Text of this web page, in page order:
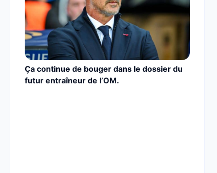
Ça continue de bouger dans le dossier du
futur entraîneur de l’OM.